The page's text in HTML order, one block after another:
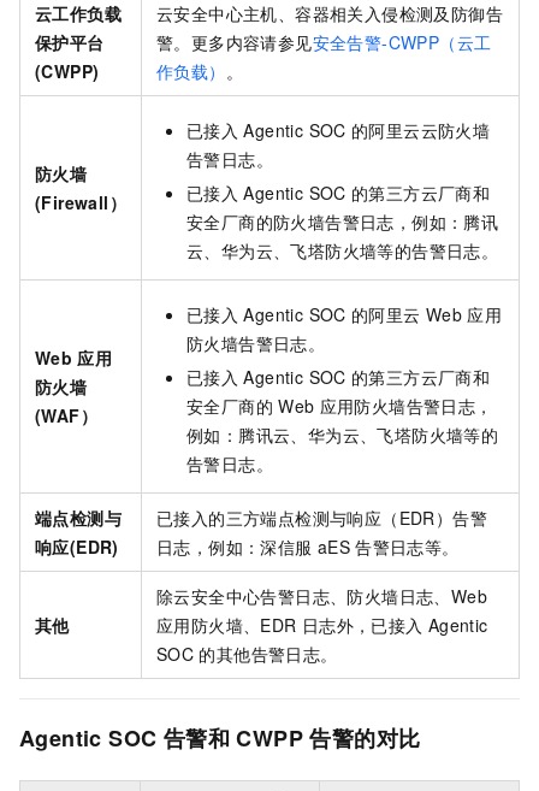
云工作负载
保护平台
(CWPP)
云安全中心主机、容器相关入侵检测及防御告
警。更多内容请参见安全告警-CWPP（云工
作负载） 。
防火墙
(Firewall）
已接入 Agentic SOC 的阿里云云防火墙
告警日志。
已接入 Agentic SOC 的第三方云厂商和
安全厂商的防火墙告警日志，例如：腾讯
云、华为云、飞塔防火墙等的告警日志。
Web 应用
防火墙
(WAF）
已接入 Agentic SOC 的阿里云 Web 应用
防火墙告警日志。
已接入 Agentic SOC 的第三方云厂商和
安全厂商的 Web 应用防火墙告警日志，
例如：腾讯云、华为云、飞塔防火墙等的
告警日志。
端点检测与
响应(EDR)
已接入的三方端点检测与响应（EDR）告警
日志，例如：深信服 aES 告警日志等。
其他
除云安全中心告警日志、防火墙日志、Web
应用防火墙、EDR 日志外，已接入 Agentic
SOC 的其他告警日志。
Agentic SOC 告警和 CWPP 告警的对比